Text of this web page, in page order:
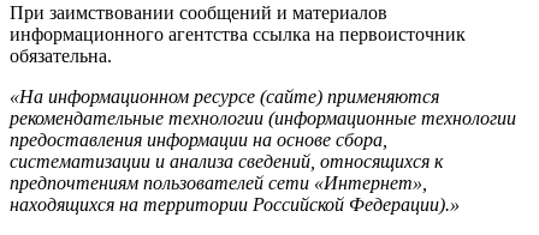
При заимствовании сообщений и материалов
информационного агентства ссылка на первоисточник
обязательна.
«На информационном ресурсе (сайте) применяются
рекомендательные технологии (информационные технологии
предоставления информации на основе сбора,
систематизации и анализа сведений, относящихся к
предпочтениям пользователей сети «Интернет»,
находящихся на территории Российской Федерации).»